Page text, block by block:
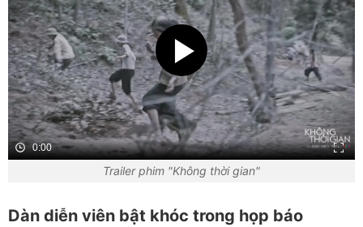
0:00
Trailer phim "Không thời gian"
Dàn diễn viên bật khóc trong họp báo